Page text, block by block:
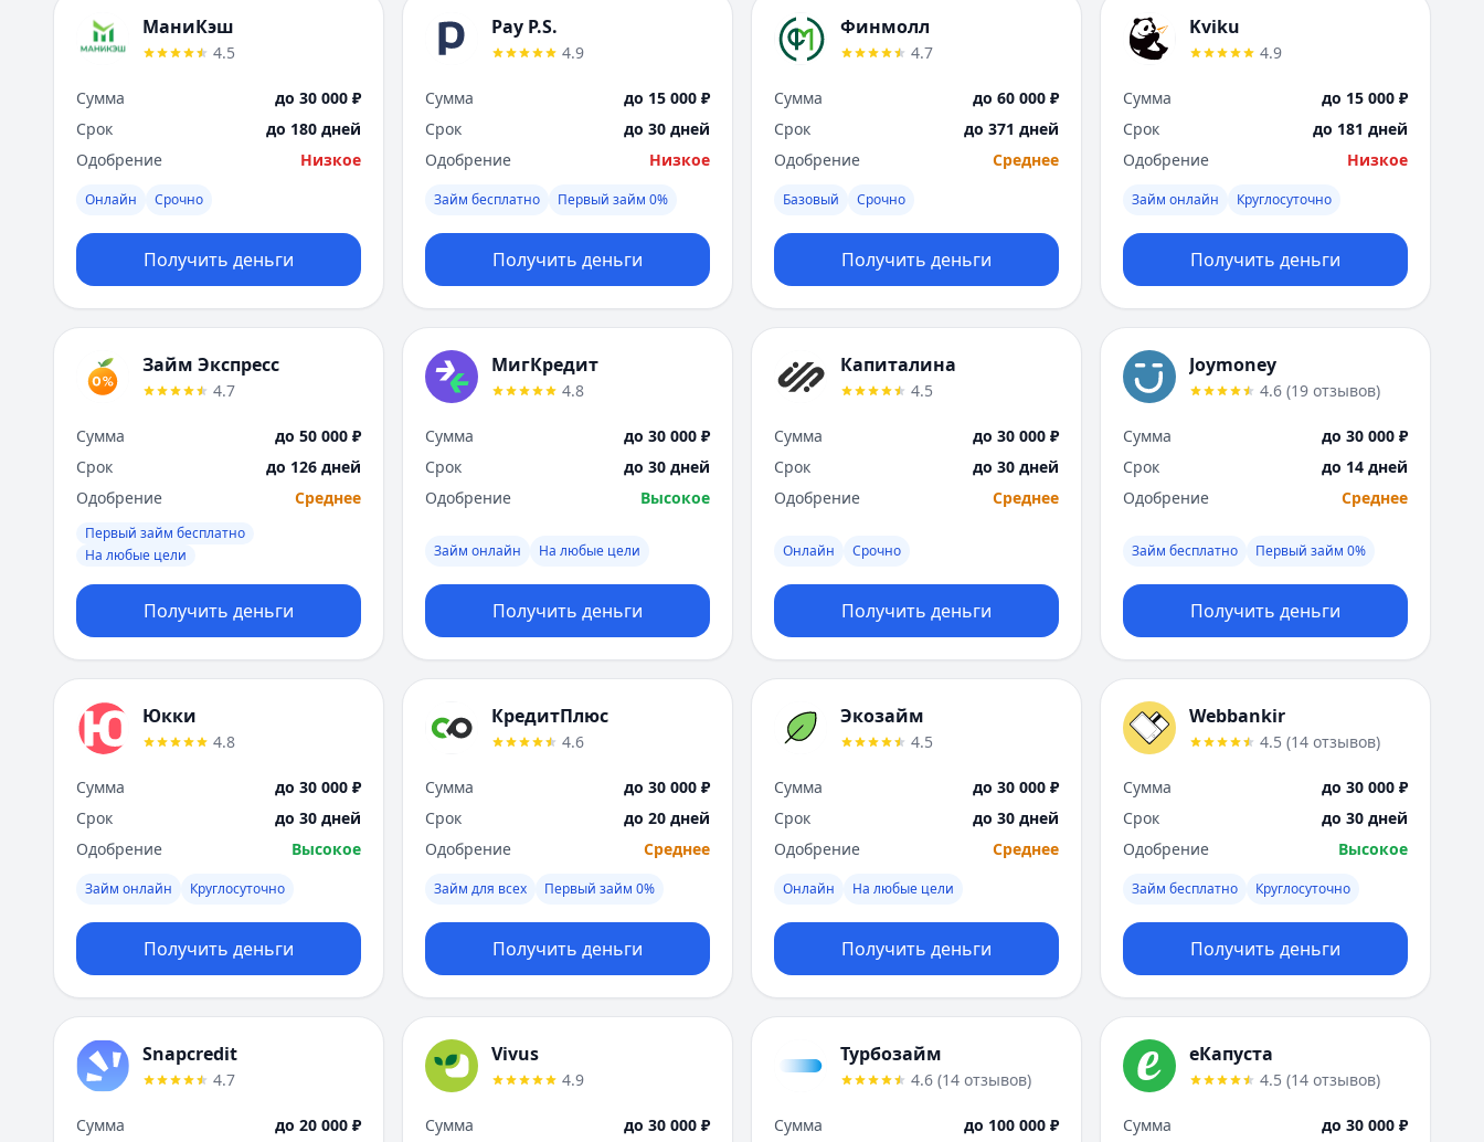
МаниКэш
4.5
Сумма
до 30 000 ₽
Срок
до 180 дней
Одобрение
Низкое
Онлайн Срочно
Получить деньги
Pay P.S.
4.9
Сумма
до 15 000 ₽
Срок
до 30 дней
Одобрение
Низкое
Займ бесплатно Первый займ 0%
Получить деньги
Финмолл
4.7
Сумма
до 60 000 ₽
Срок
до 371 дней
Одобрение
Среднее
Базовый Срочно
Получить деньги
Kviku
4.9
Сумма
до 15 000 ₽
Срок
до 181 дней
Одобрение
Низкое
Займ онлайн Круглосуточно
Получить деньги
Займ Экспресс
4.7
Сумма
до 50 000 ₽
Срок
до 126 дней
Одобрение
Среднее
Первый займ бесплатно
На любые цели
Получить деньги
МигКредит
4.8
Сумма
до 30 000 ₽
Срок
до 30 дней
Одобрение
Высокое
Займ онлайн На любые цели
Получить деньги
Капиталина
4.5
Сумма
до 30 000 ₽
Срок
до 30 дней
Одобрение
Среднее
Онлайн Срочно
Получить деньги
Joymoney
4.6 (19 отзывов)
Сумма
до 30 000 ₽
Срок
до 14 дней
Одобрение
Среднее
Займ бесплатно Первый займ 0%
Получить деньги
Юкки
4.8
Сумма
до 30 000 ₽
Срок
до 30 дней
Одобрение
Высокое
Займ онлайн Круглосуточно
Получить деньги
КредитПлюс
4.6
Сумма
до 30 000 ₽
Срок
до 20 дней
Одобрение
Среднее
Займ для всех Первый займ 0%
Получить деньги
Экозайм
4.5
Сумма
до 30 000 ₽
Срок
до 30 дней
Одобрение
Среднее
Онлайн На любые цели
Получить деньги
Webbankir
4.5 (14 отзывов)
Сумма
до 30 000 ₽
Срок
до 30 дней
Одобрение
Высокое
Займ бесплатно Круглосуточно
Получить деньги
Snapcredit
4.7
Сумма до 20 000 ₽
Vivus
4.9
Сумма до 30 000 ₽
Турбозайм
4.6 (14 отзывов)
Сумма до 100 000 ₽
еКапуста
4.5 (14 отзывов)
Сумма до 30 000 ₽